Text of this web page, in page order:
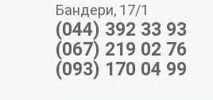
Бандери, 17/1
(044) 392 33 93
(067) 219 02 76
(093) 170 04 99